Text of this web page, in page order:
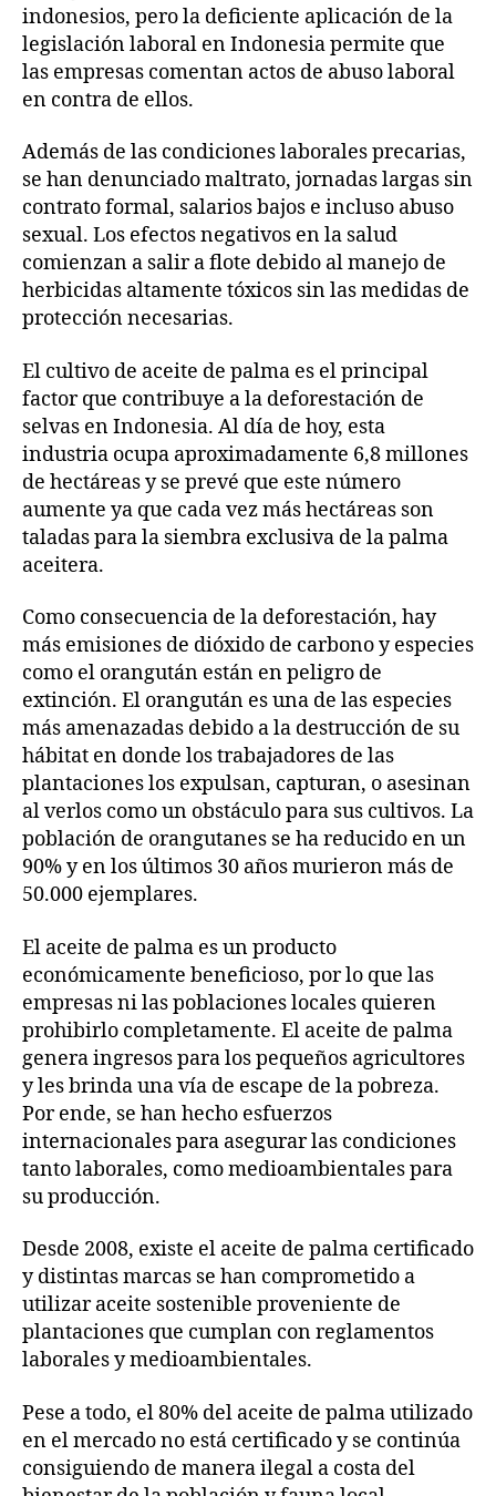
indonesios, pero la deficiente aplicación de la
legislación laboral en Indonesia permite que
las empresas comentan actos de abuso laboral
en contra de ellos.
Además de las condiciones laborales precarias,
se han denunciado maltrato, jornadas largas sin
contrato formal, salarios bajos e incluso abuso
sexual. Los efectos negativos en la salud
comienzan a salir a flote debido al manejo de
herbicidas altamente tóxicos sin las medidas de
protección necesarias.
El cultivo de aceite de palma es el principal
factor que contribuye a la deforestación de
selvas en Indonesia. Al día de hoy, esta
industria ocupa aproximadamente 6,8 millones
de hectáreas y se prevé que este número
aumente ya que cada vez más hectáreas son
taladas para la siembra exclusiva de la palma
aceitera.
Como consecuencia de la deforestación, hay
más emisiones de dióxido de carbono y especies
como el orangután están en peligro de
extinción. El orangután es una de las especies
más amenazadas debido a la destrucción de su
hábitat en donde los trabajadores de las
plantaciones los expulsan, capturan, o asesinan
al verlos como un obstáculo para sus cultivos. La
población de orangutanes se ha reducido en un
90% y en los últimos 30 años murieron más de
50.000 ejemplares.
El aceite de palma es un producto
económicamente beneficioso, por lo que las
empresas ni las poblaciones locales quieren
prohibirlo completamente. El aceite de palma
genera ingresos para los pequeños agricultores
y les brinda una vía de escape de la pobreza.
Por ende, se han hecho esfuerzos
internacionales para asegurar las condiciones
tanto laborales, como medioambientales para
su producción.
Desde 2008, existe el aceite de palma certificado
y distintas marcas se han comprometido a
utilizar aceite sostenible proveniente de
plantaciones que cumplan con reglamentos
laborales y medioambientales.
Pese a todo, el 80% del aceite de palma utilizado
en el mercado no está certificado y se continúa
consiguiendo de manera ilegal a costa del